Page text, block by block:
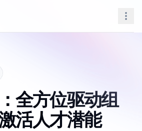
全方位驱动组
活人才潜能